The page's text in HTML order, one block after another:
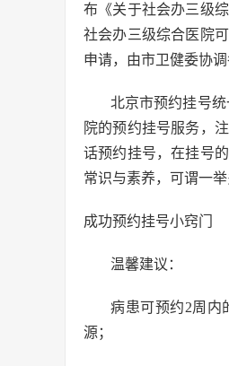
布《关于社会办三级
社会办三级综合医院
申请，由市卫健委协
北京市预约挂号
院的预约挂号服务，
话预约挂号，在挂号
常识与素养，可谓一举
成功预约挂号小窍门
温馨建议：
病患可预约2周内
源；